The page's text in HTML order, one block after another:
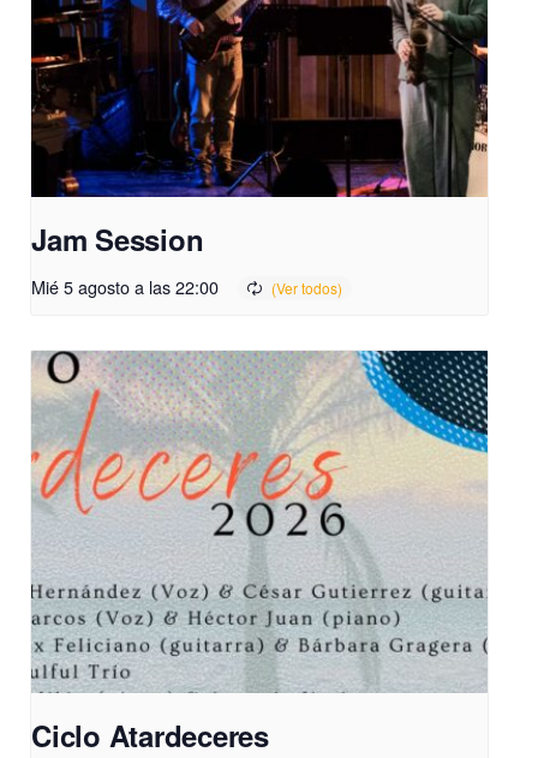
Jam Session
Mié 5 agosto a las 22:00
Ciclo Atardeceres